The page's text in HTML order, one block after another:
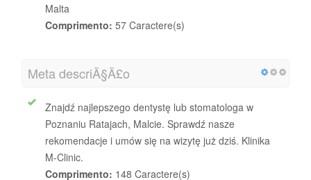
Malta
Comprimento: 57 Caractere(s)
Meta descriÃ§Ã£o
Znajdź najlepszego dentystę lub stomatologa w
Poznaniu Ratajach, Malcie. Sprawdź nasze
rekomendacje i umów się na wizytę już dziś. Klinika
M-Clinic.
Comprimento: 148 Caractere(s)